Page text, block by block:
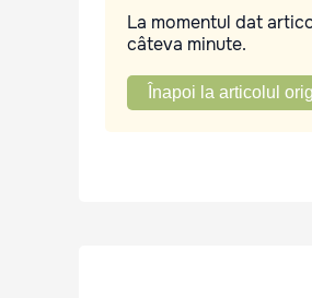
La momentul dat
câteva minute.
Înapoi la articolul